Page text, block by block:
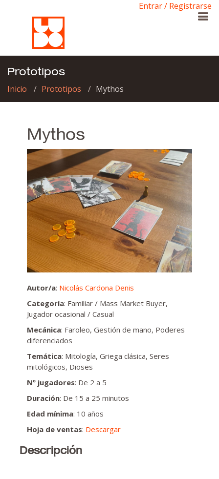
Entrar / Registrarse
Prototipos
Inicio Prototipos Mythos
Mythos
Autor/a: Nicolás Cardona Denis
Categoría: Familiar / Mass Market Buyer,
Jugador ocasional / Casual
Mecánica: Faroleo, Gestión de mano, Poderes
diferenciados
Temática: Mitología, Griega clásica, Seres
mitológicos, Dioses
Nº jugadores: De 2 a 5
Duración: De 15 a 25 minutos
Edad mínima: 10 años
Hoja de ventas: Descargar
Descripción